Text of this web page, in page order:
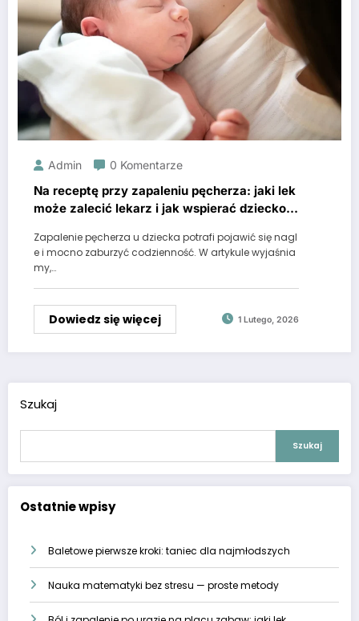
Admin 0 Komentarze
Na receptę przy zapaleniu pęcherza: jaki lek
może zalecić lekarz i jak wspierać dziecko
Zapalenie pęcherza u dziecka potrafi pojawić się nagl
e i mocno zaburzyć codzienność. W artykule wyjaśnia
my,…
Dowiedz się więcej 1 Lutego, 2026
Szukaj
Szukaj
Ostatnie wpisy
Baletowe pierwsze kroki: taniec dla najmłodszych
Nauka matematyki bez stresu — proste metody